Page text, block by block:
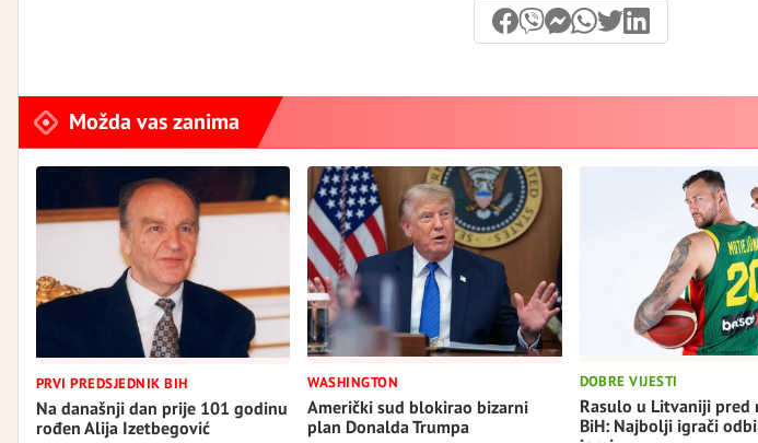
Možda vas zanima
PRVI PREDSJEDNIK BIH
Na današnji dan prije 101 godinu
rođen Alija Izetbegović
WASHINGTON
Američki sud blokirao bizarni
plan Donalda Trumpa
DOBRE VIJESTI
Rasulo u Litvaniji pred
BiH: Najbolji igrači